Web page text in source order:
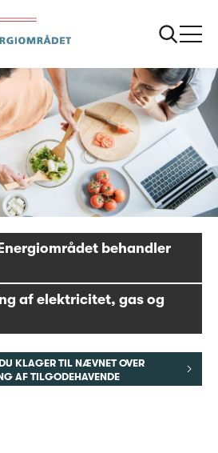
behandler
af elektricitet, gas og
KLAGER TIL NÆVNET OVER
AF TILGODEHAVENDE